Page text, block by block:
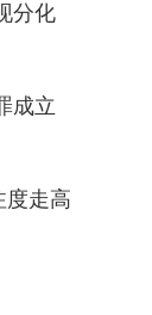
分化
成立
度走高